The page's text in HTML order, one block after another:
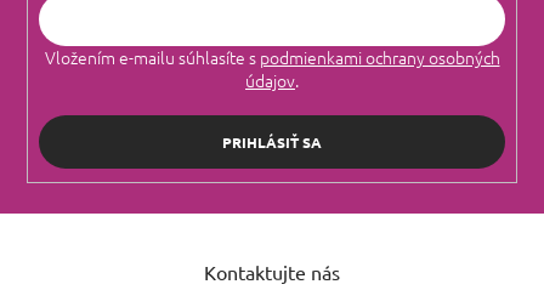
Vložením e-mailu súhlasíte s podmienkami ochrany osobných
údajov.
PRIHLÁSIŤ SA
Kontaktujte nás